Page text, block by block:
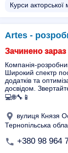
Курси акторської
Artes -
Зачинено зараз
Компанія-
Широкий спектр
додатків та
досвідом.
💻🌐🔧📱
вулиця Князя
Тернопільська
+380 98 964